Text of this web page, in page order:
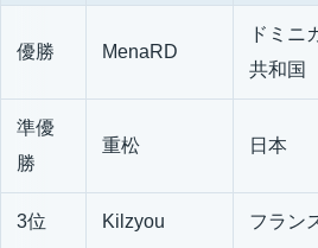
優勝 MenaRD
ドミニ
共和国
準優
勝
重松 日本
3位 Kilzyou フラン